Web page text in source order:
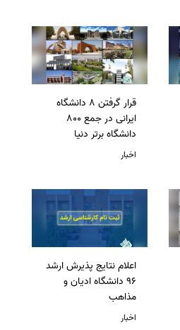
قرار گرفتن 8 دانشگاه
ایرانی در جمع 800
دانشگاه برتر دنیا
اخبار
اعلام نتایج پذیرش ارشد
96 دانشگاه ادیان و
مذاهب
اخبار